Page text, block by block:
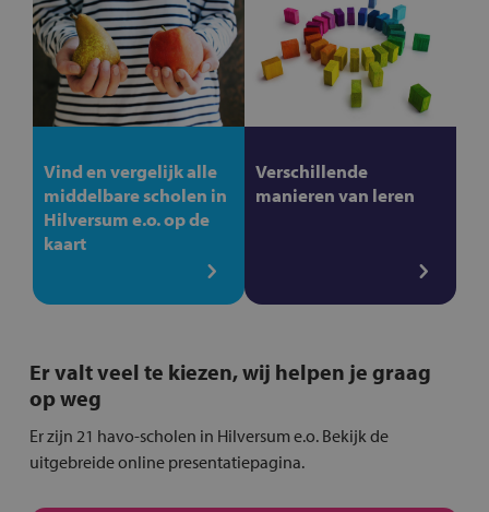
Vind en vergelijk alle
middelbare scholen in
Hilversum e.o. op de
kaart
Verschillende
manieren van leren
Er valt veel te kiezen, wij helpen je graag
op weg
Er zijn 21 havo-scholen in Hilversum e.o. Bekijk de
uitgebreide online presentatiepagina.